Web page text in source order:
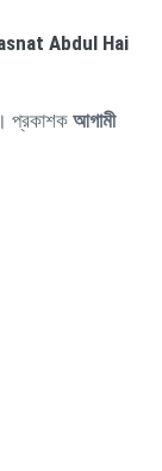
Abdul Hai
প্রকাশক আগামী